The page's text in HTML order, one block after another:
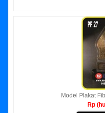
Model Plakat
Rp